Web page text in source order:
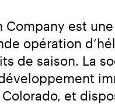
Company est
opération
de saison. La
Colorado, et